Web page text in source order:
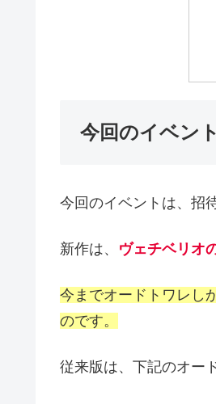
今回のイベン
今回のイベントは、招
新作は、 ヴェチベリオ
今までオードトワレし
のです。
従来版は、下記のオー